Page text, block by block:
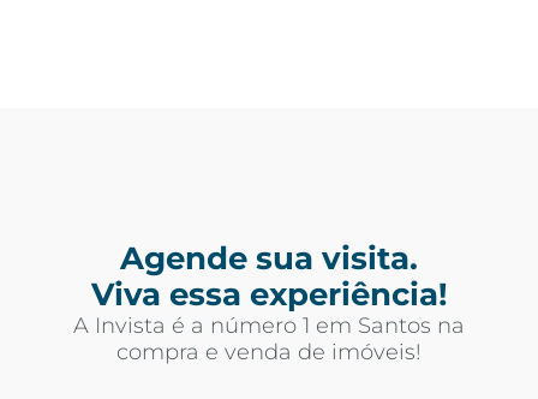
Agende sua visita.
Viva essa experiência!
A Invista é a número 1 em Santos na
compra e venda de imóveis!